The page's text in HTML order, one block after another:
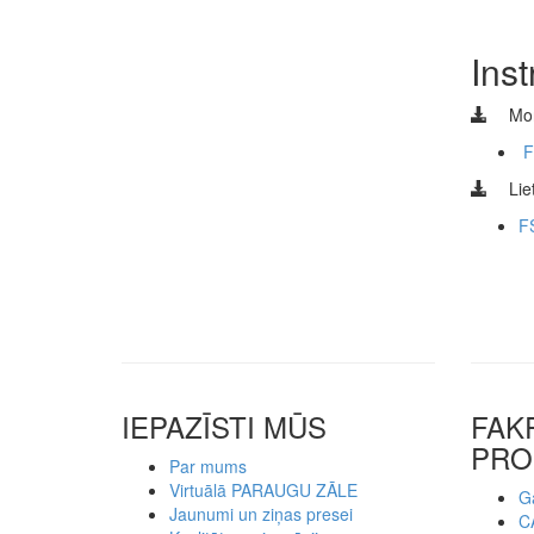
IEPAZĪSTI MŪS
Par mums
Virtuālā PARAUGU ZĀLE
Jaunumi un ziņas presei